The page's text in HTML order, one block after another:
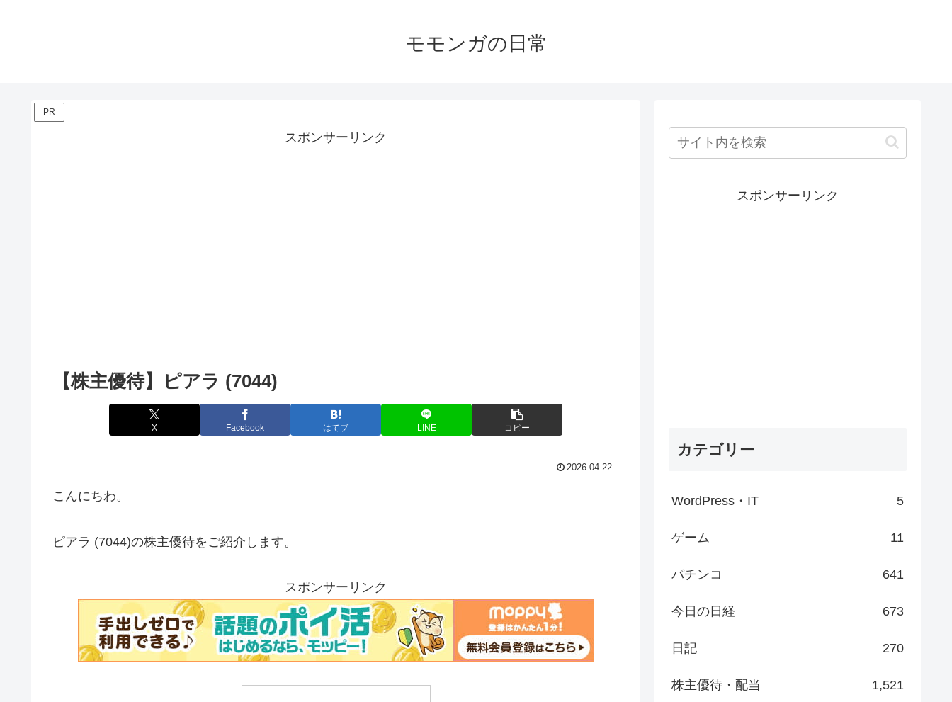
モモンガの日常
PR
スポンサーリンク
【株主優待】ピアラ (7044)
X Facebook はてブ LINE コピー
2026.04.22
こんにちわ。
ピアラ (7044)の株主優待をご紹介します。
スポンサーリンク
スポンサーリンク
カテゴリー
WordPress・IT 5
ゲーム 11
パチンコ 641
今日の日経 673
日記 270
株主優待・配当 1,521